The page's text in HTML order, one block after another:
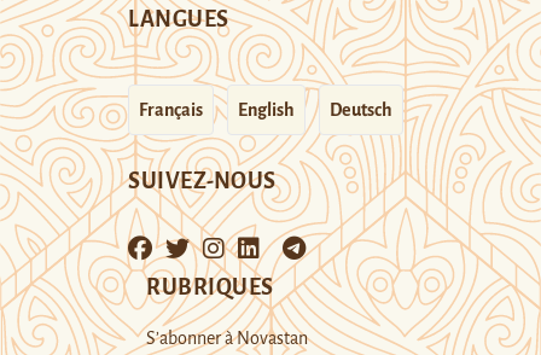
LANGUES
Français English Deutsch
SUIVEZ-NOUS
RUBRIQUES
S’abonner à Novastan